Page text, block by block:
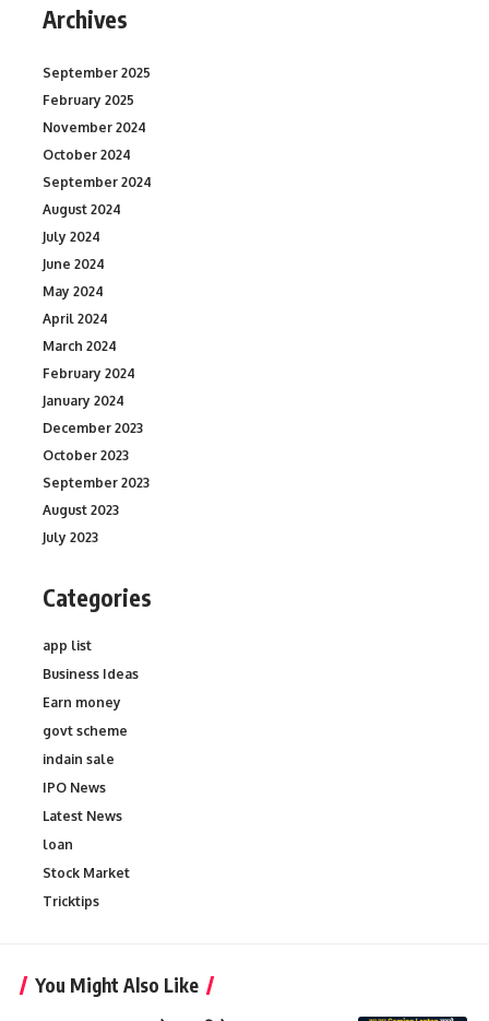
Archives
September 2025
February 2025
November 2024
October 2024
September 2024
August 2024
July 2024
June 2024
May 2024
April 2024
March 2024
February 2024
January 2024
December 2023
October 2023
September 2023
August 2023
July 2023
Categories
app list
Business Ideas
Earn money
govt scheme
indain sale
IPO News
Latest News
loan
Stock Market
Tricktips
You Might Also Like